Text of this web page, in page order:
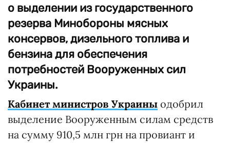
о выделении из государственного
резерва Минобороны мясных
консервов, дизельного топлива и
бензина для обеспечения
потребностей Вооруженных сил
Украины.
Кабинет министров Украины одобрил
выделение Вооруженным силам средств
на сумму 910,5 млн грн на провиант и